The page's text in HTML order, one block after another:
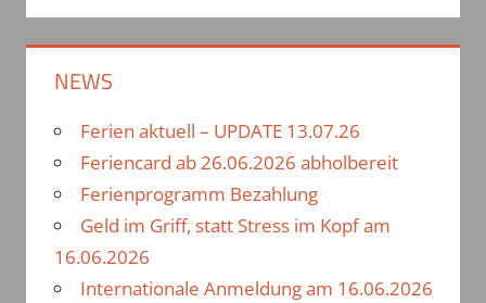
c
h
e
n
a
c
h
c
NEWS
Ferien aktuell – UPDATE 13.07.26
Feriencard ab 26.06.2026 abholbereit
Ferienprogramm Bezahlung
Geld im Griff, statt Stress im Kopf am
16.06.2026
Internationale Anmeldung am 16.06.2026